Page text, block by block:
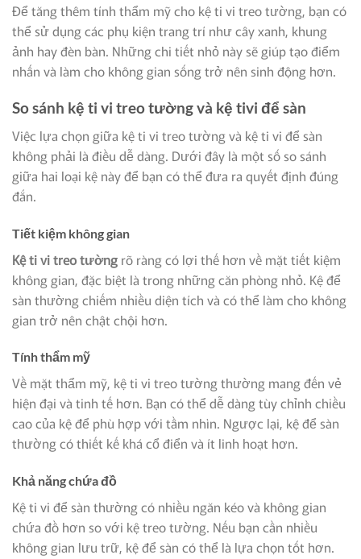
Để tăng thêm tính thẩm mỹ cho kệ ti vi treo tường, bạn có
thể sử dụng các phụ kiện trang trí như cây xanh, khung
ảnh hay đèn bàn. Những chi tiết nhỏ này sẽ giúp tạo điểm
nhấn và làm cho không gian sống trở nên sinh động hơn.
So sánh kệ ti vi treo tường và kệ tivi để sàn
Việc lựa chọn giữa kệ ti vi treo tường và kệ ti vi để sàn
không phải là điều dễ dàng. Dưới đây là một số so sánh
giữa hai loại kệ này để bạn có thể đưa ra quyết định đúng
đắn.
Tiết kiệm không gian
Kệ ti vi treo tường rõ ràng có lợi thế hơn về mặt tiết kiệm
không gian, đặc biệt là trong những căn phòng nhỏ. Kệ để
sàn thường chiếm nhiều diện tích và có thể làm cho không
gian trở nên chật chội hơn.
Tính thẩm mỹ
Về mặt thẩm mỹ, kệ ti vi treo tường thường mang đến vẻ
hiện đại và tinh tế hơn. Bạn có thể dễ dàng tùy chỉnh chiều
cao của kệ để phù hợp với tầm nhìn. Ngược lại, kệ để sàn
thường có thiết kế khá cổ điển và ít linh hoạt hơn.
Khả năng chứa đồ
Kệ ti vi để sàn thường có nhiều ngăn kéo và không gian
chứa đồ hơn so với kệ treo tường. Nếu bạn cần nhiều
không gian lưu trữ, kệ để sàn có thể là lựa chọn tốt hơn.